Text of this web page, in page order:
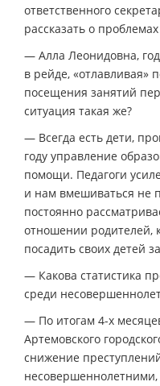
ответственного
рассказать о
— Алла Леонидовна,
в рейде, «отлавливая»
посещения занятий
ситуация такая же?
— Всегда есть дети,
году управление
помощи. Педагоги
и нам вмешиваться не
постоянно
отношении родителей,
посадить своих детей
— Какова статистика
среди
— По итогам 4-х
Артемовского
снижение